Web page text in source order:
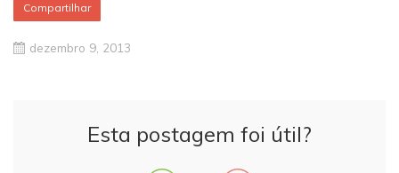
Compartilhar
dezembro 9, 2013
Esta postagem foi útil?